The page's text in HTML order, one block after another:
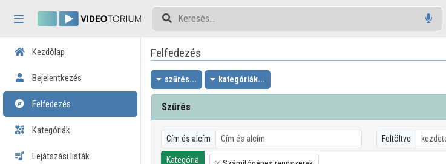
Tartalom kihagyása
Kezdőlap
Bejelentkezés
Felfedezés
Kategóriák
Lejátszási listák
Felfedezés
szűrés... kategóriák...
Szűrés
Cím és alcím Feltöltve
Kategória